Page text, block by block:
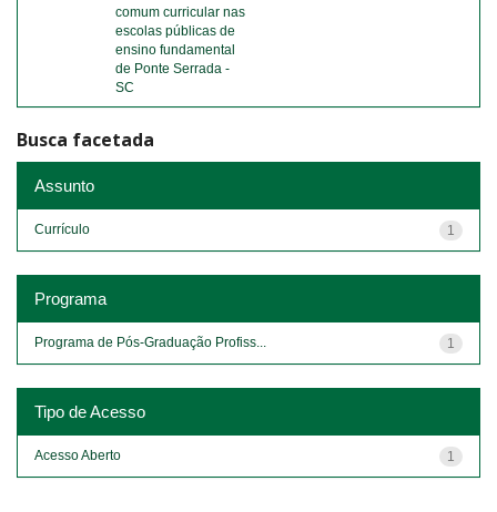
comum curricular nas
escolas públicas de
ensino fundamental
de Ponte Serrada -
SC
Busca facetada
Assunto
1
Currículo
Programa
1
Programa de Pós-Graduação Profiss...
Tipo de Acesso
1
Acesso Aberto